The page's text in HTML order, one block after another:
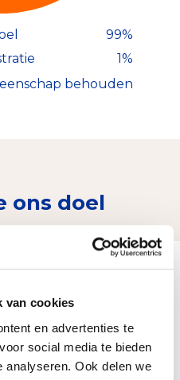
van cookies
en advertenties te
social media te bieden
analyseren. Ook delen we
99%
1%
behouden
ons doel
(2025)